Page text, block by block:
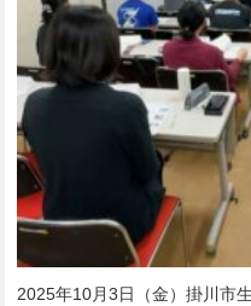
2025年10月3日（金）掛川市